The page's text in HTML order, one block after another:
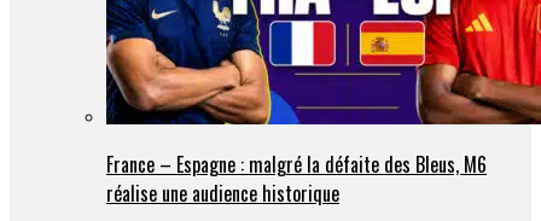
France – Espagne : malgré la défaite des Bleus, M6
réalise une audience historique